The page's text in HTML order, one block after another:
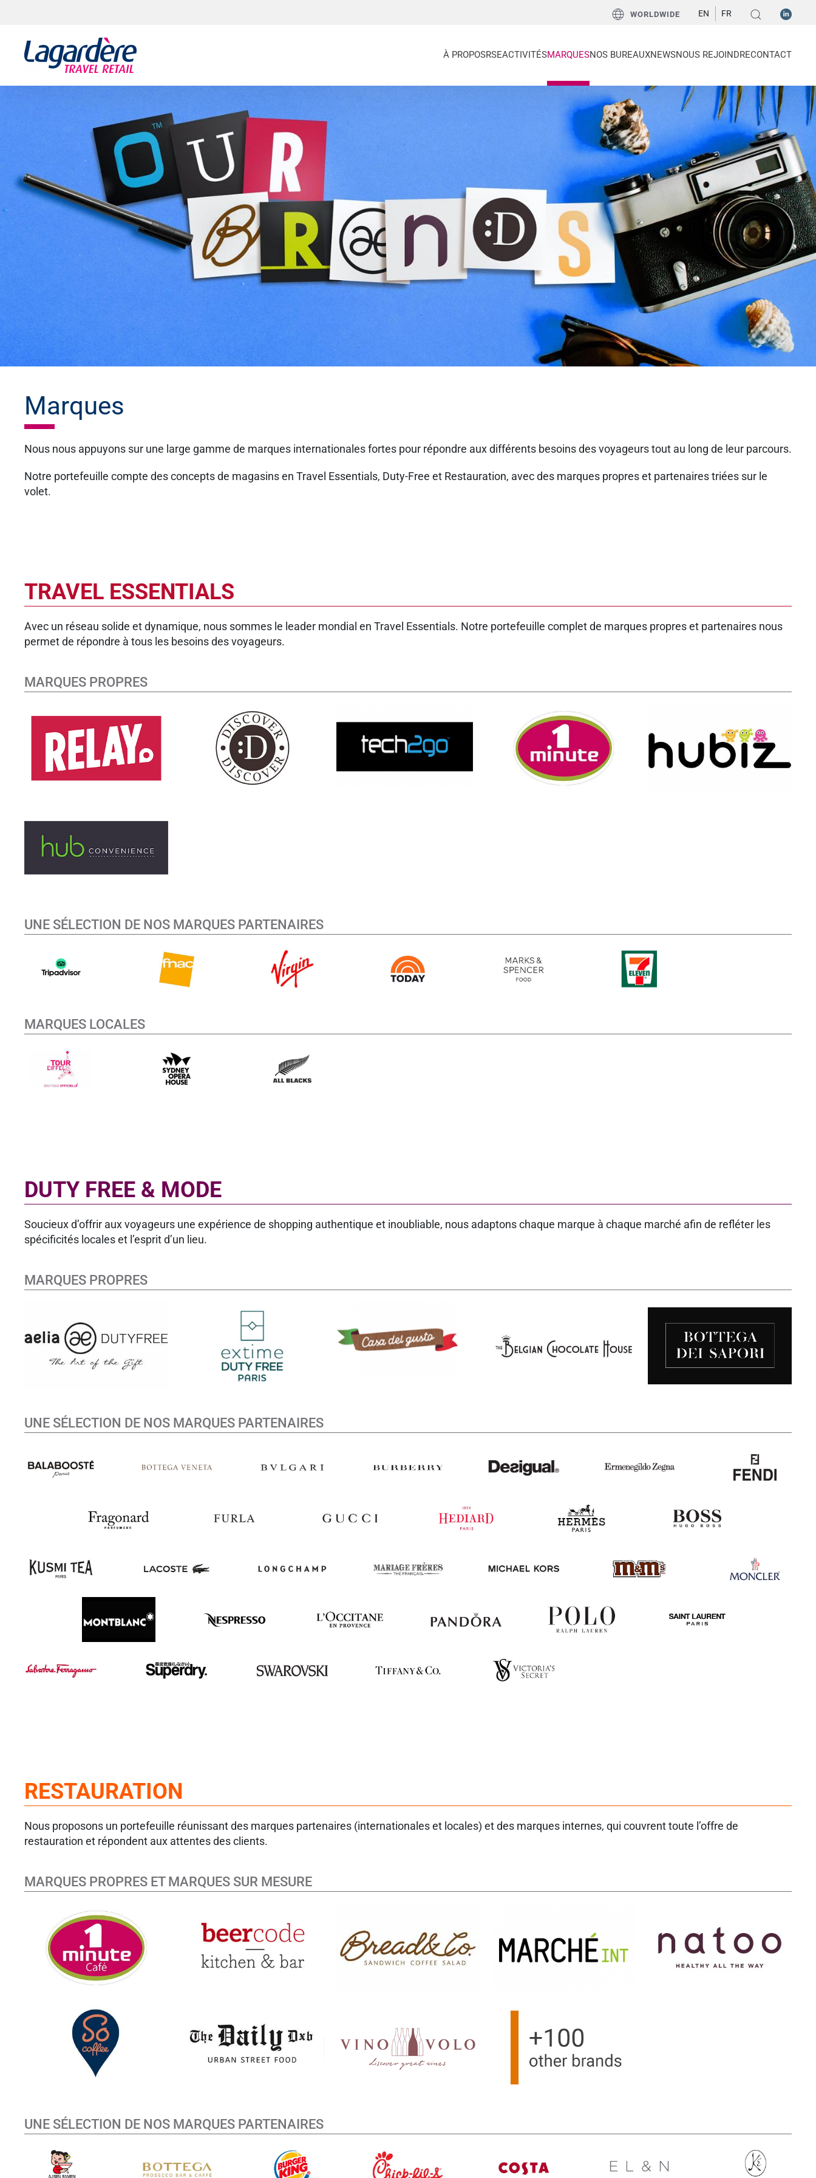
Aller au pied de page
WORLDWIDE EN FR
À PROPOSRSEACTIVITÉSMARQUESNOS BUREAUXNEWSNOUS REJOINDRECONTACT
Marques
Nous nous appuyons sur une large gamme de marques internationales fortes pour répondre aux différents besoins des voyageurs tout au long de leur parcours.
Notre portefeuille compte des concepts de magasins en Travel Essentials, Duty-Free et Restauration, avec des marques propres et partenaires triées sur le
volet.
TRAVEL ESSENTIALS
Avec un réseau solide et dynamique, nous sommes le leader mondial en Travel Essentials. Notre portefeuille complet de marques propres et partenaires nous
permet de répondre à tous les besoins des voyageurs.
MARQUES PROPRES
UNE SÉLECTION DE NOS MARQUES PARTENAIRES
MARQUES LOCALES
DUTY FREE & MODE
Soucieux d’offrir aux voyageurs une expérience de shopping authentique et inoubliable, nous adaptons chaque marque à chaque marché afin de refléter les
spécificités locales et l’esprit d’un lieu.
MARQUES PROPRES
UNE SÉLECTION DE NOS MARQUES PARTENAIRES
RESTAURATION
Nous proposons un portefeuille réunissant des marques partenaires (internationales et locales) et des marques internes, qui couvrent toute l’offre de
restauration et répondent aux attentes des clients.
MARQUES PROPRES ET MARQUES SUR MESURE
UNE SÉLECTION DE NOS MARQUES PARTENAIRES